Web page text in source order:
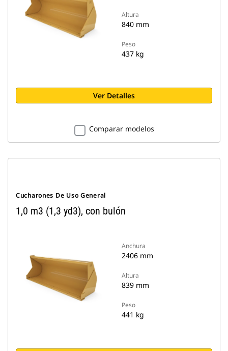
Altura
840 mm
Peso
437 kg
Ver Detalles
Comparar modelos
Cucharones De Uso General
1,0 m3 (1,3 yd3), con bulón
Anchura
2406 mm
Altura
839 mm
Peso
441 kg